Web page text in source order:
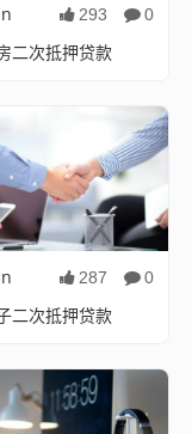
293 0
二次抵押贷款
产市场的蓬勃发展，
首都，其房价...
287 0
二次抵押贷款
地产市场的快速发展,
国家首都和...